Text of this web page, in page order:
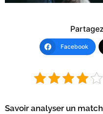
Facebook
Savoir analyser un